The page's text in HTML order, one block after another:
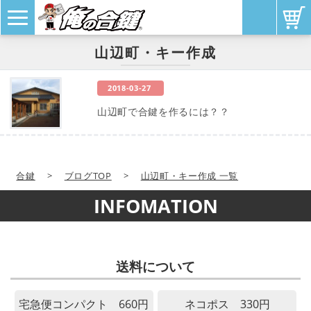
山辺町・キー作成
2018-03-27
山辺町で合鍵を作るには？？
合鍵 > ブログTOP > 山辺町・キー作成 一覧
INFOMATION
送料について
宅急便コンパクト 660円 ネコポス 330円